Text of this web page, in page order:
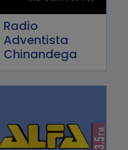
Radio
Adventista
Chinandega